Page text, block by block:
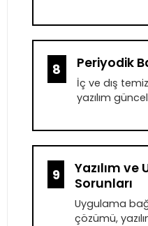
8 Periyodik
İç ve dış
yazılım
9
Yazılım
Sorunları
Uygulama
çözümü,